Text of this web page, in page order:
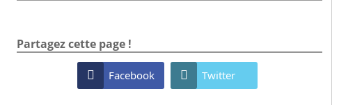
Partagez cette page !
 Facebook  Twitter